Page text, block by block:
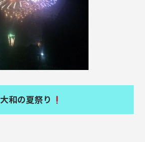
大和の夏祭り